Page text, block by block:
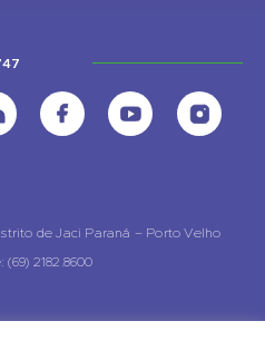
de Jaci Paraná – Porto Velho
2182.8600